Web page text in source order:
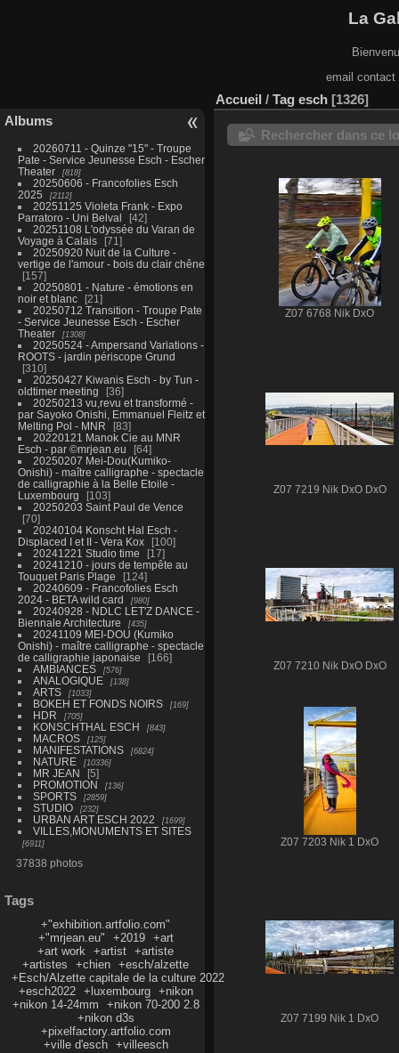
La
email
Albums
20260711 - Quinze "15" - Troupe
Pate - Service Jeunesse Esch - Escher
Theater
818
20250606 - Francofolies Esch
2025
2112
20251125 Violeta Frank - Expo
Parratoro - Uni Belval
42
20251108 L'odyssée du Varan de
Voyage à Calais
71
20250920 Nuit de la Culture -
vertige de l'amour - bois du clair chêne
157
20250801 - Nature - émotions en
noir et blanc
21
20250712 Transition - Troupe Pate
- Service Jeunesse Esch - Escher
Theater
1308
20250524 - Ampersand Variations -
ROOTS - jardin périscope Grund
310
20250427 Kiwanis Esch - by Tun -
oldtimer meeting
36
20250213 vu,revu et transformé -
par Sayoko Onishi, Emmanuel Fleitz et
Melting Pol - MNR
83
20220121 Manok Cie au MNR
Esch - par ©mrjean.eu
64
20250207 Mei-Dou(Kumiko-
Onishi) - maître calligraphe - spectacle
de calligraphie à la Belle Etoile -
Luxembourg
103
20250203 Saint Paul de Vence
70
20240104 Konscht Hal Esch -
Displaced I et II - Vera Kox
100
20241221 Studio time
17
20241210 - jours de tempête au
Touquet Paris Plage
124
20240609 - Francofolies Esch
2024 - BETA wild card
980
20240928 - NDLC LET'Z DANCE -
Biennale Architecture
435
20241109 MEI-DOU (Kumiko
Onishi) - maître calligraphe - spectacle
de calligraphie japonaise
166
AMBIANCES
576
ANALOGIQUE 138
ARTS 1033
BOKEH ET FONDS NOIRS 169
HDR 705
KONSCHTHAL ESCH 843
MACROS 125
MANIFESTATIONS 6824
NATURE 10336
MR JEAN
5
PROMOTION
136
SPORTS 2859
STUDIO 232
URBAN ART ESCH 2022 1699
VILLES,MONUMENTS ET SITES
6911
37838 photos
Tags
+"exhibition.artfolio.com"
+"mrjean.eu"
+2019
+art
+art work
+artist
+artiste
+artistes
+chien
+esch/alzette
+Esch/Alzette capitale de la culture 2022
+esch2022
+luxembourg
+nikon
+nikon 14-24mm
+nikon 70-200 2.8
+nikon d3s
+pixelfactory.artfolio.com
+ville d'esch
+villeesch
Accueil / Tag esch 1326
Rechercher dans ce
Z07 6768 Nik DxO
Z07 7219 Nik DxO DxO
Z07 7210 Nik DxO DxO
Z07 7203 Nik 1 DxO
Z07 7199 Nik 1 DxO